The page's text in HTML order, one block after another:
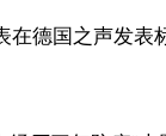
在德国之声发表